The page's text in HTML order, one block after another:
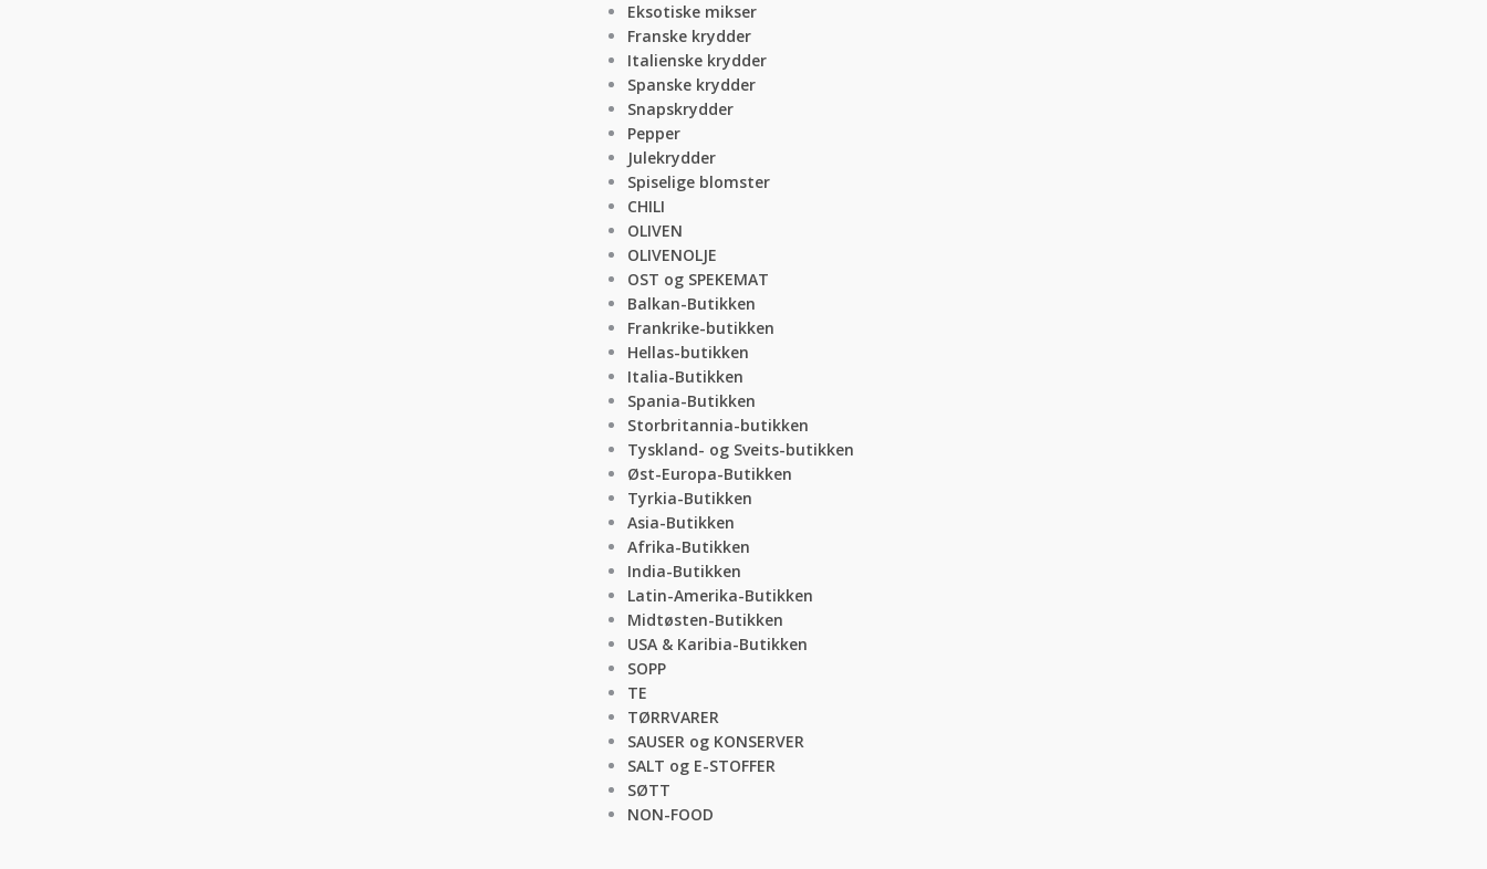
Eksotiske mikser
Franske krydder
Italienske krydder
Spanske krydder
Snapskrydder
Pepper
Julekrydder
Spiselige blomster
CHILI
OLIVEN
OLIVENOLJE
OST og SPEKEMAT
Balkan-Butikken
Frankrike-butikken
Hellas-butikken
Italia-Butikken
Spania-Butikken
Storbritannia-butikken
Tyskland- og Sveits-butikken
Øst-Europa-Butikken
Tyrkia-Butikken
Asia-Butikken
Afrika-Butikken
India-Butikken
Latin-Amerika-Butikken
Midtøsten-Butikken
USA & Karibia-Butikken
SOPP
TE
TØRRVARER
SAUSER og KONSERVER
SALT og E-STOFFER
SØTT
NON-FOOD